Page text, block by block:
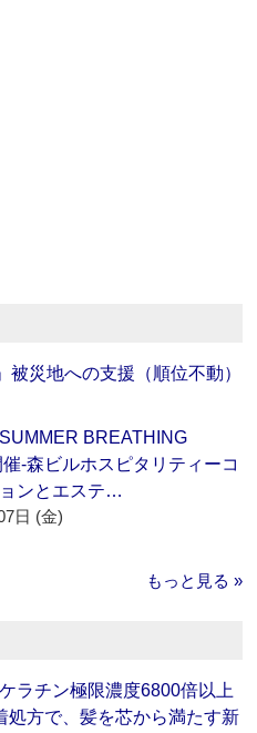
災地への支援（順位不動）
SUMMER BREATHING
‐森ビルホスピタリティーコ
ンとエステ…
日 (金)
もっと見る »
ケラチン極限濃度6800倍以上
処方で、髪を芯から満たす新